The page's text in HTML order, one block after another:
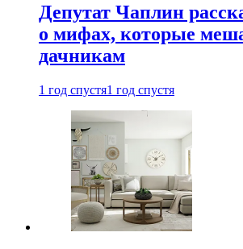
Депутат Чаплин
о мифах, которые
дачникам
1 год спустя1 год спустя